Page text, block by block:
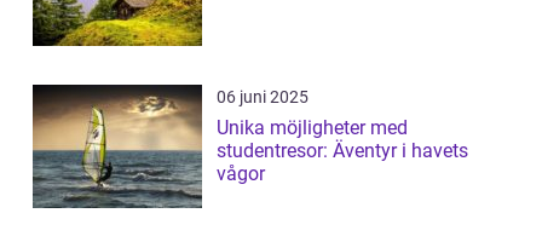
06 juni 2025
Unika möjligheter med
studentresor: Äventyr i havets
vågor